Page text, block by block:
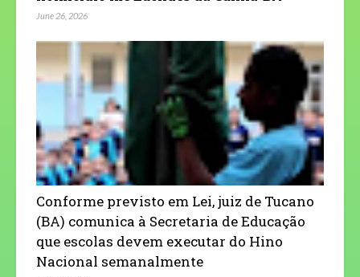
June 26, 2026
Conforme previsto em Lei, juiz de Tucano
(BA) comunica à Secretaria de Educação
que escolas devem executar do Hino
Nacional semanalmente